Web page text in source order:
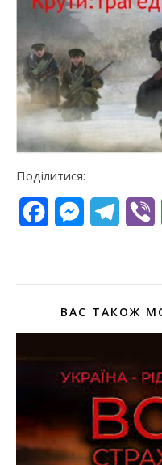
Поділитися:
FacebookMessenger
ВАС ТАКОЖ